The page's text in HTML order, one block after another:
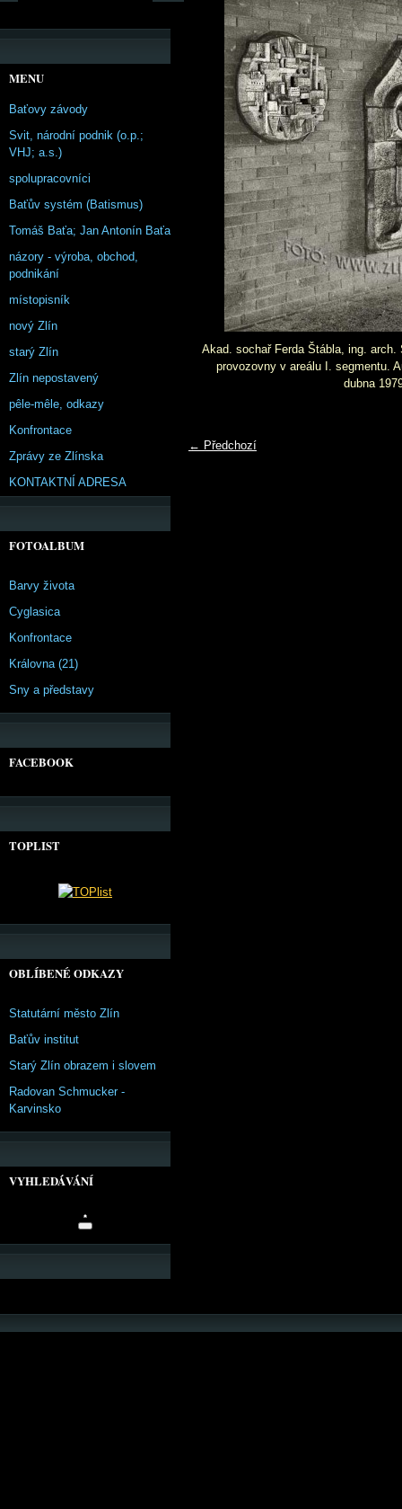
Akad. sochař Ferda Štábla, ing.
provozovny v areálu I. segmentu.
dubna
← Předchozí
MENU
Baťovy závody
Svit, národní podnik (o.p.;
VHJ; a.s.)
spolupracovníci
Baťův systém (Batismus)
Tomáš Baťa; Jan Antonín Baťa
názory - výroba, obchod,
podnikání
místopisník
nový Zlín
starý Zlín
Zlín nepostavený
pêle-mêle, odkazy
Konfrontace
Zprávy ze Zlínska
KONTAKTNÍ ADRESA
FOTOALBUM
Barvy života
Cyglasica
Konfrontace
Královna (21)
Sny a představy
FACEBOOK
TOPLIST
OBLÍBENÉ ODKAZY
Statutární město Zlín
Baťův institut
Starý Zlín obrazem i slovem
Radovan Schmucker -
Karvinsko
VYHLEDÁVÁNÍ